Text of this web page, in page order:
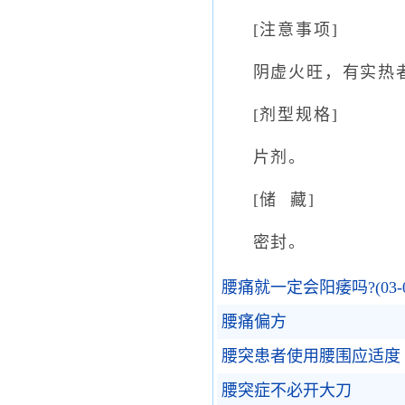
[注意事项]
阴虚火旺，有实热者
[剂型规格]
片剂。
[储 藏]
密封。
腰痛就一定会阳痿吗
腰痛偏方
腰突患者使用腰围应适度
腰突症不必开大刀